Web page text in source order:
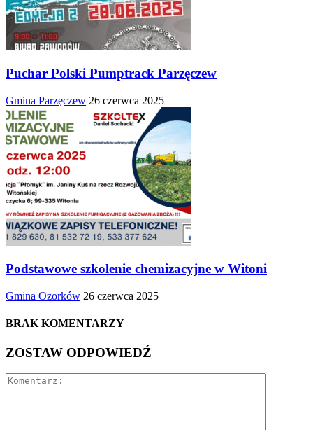
Puchar Polski Pumptrack Parzęczew
Gmina Parzęczew 26 czerwca 2025
Podstawowe szkolenie chemizacyjne w Witoni
Gmina Ozorków 26 czerwca 2025
BRAK KOMENTARZY
ZOSTAW ODPOWIEDŹ